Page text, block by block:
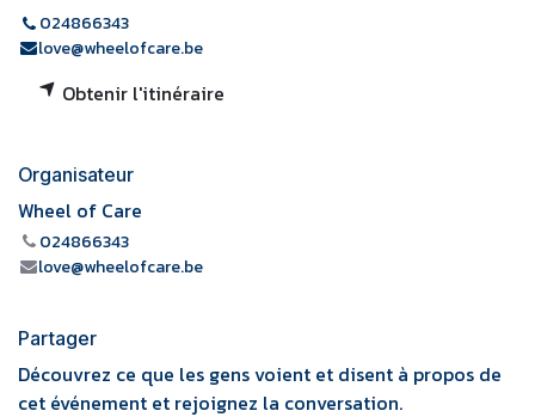
024866343
love@wheelofcare.be
Obtenir l'itinéraire
Organisateur
Wheel of Care
024866343
love@wheelofcare.be
Partager
Découvrez ce que les gens voient et disent à propos de
cet événement et rejoignez la conversation.